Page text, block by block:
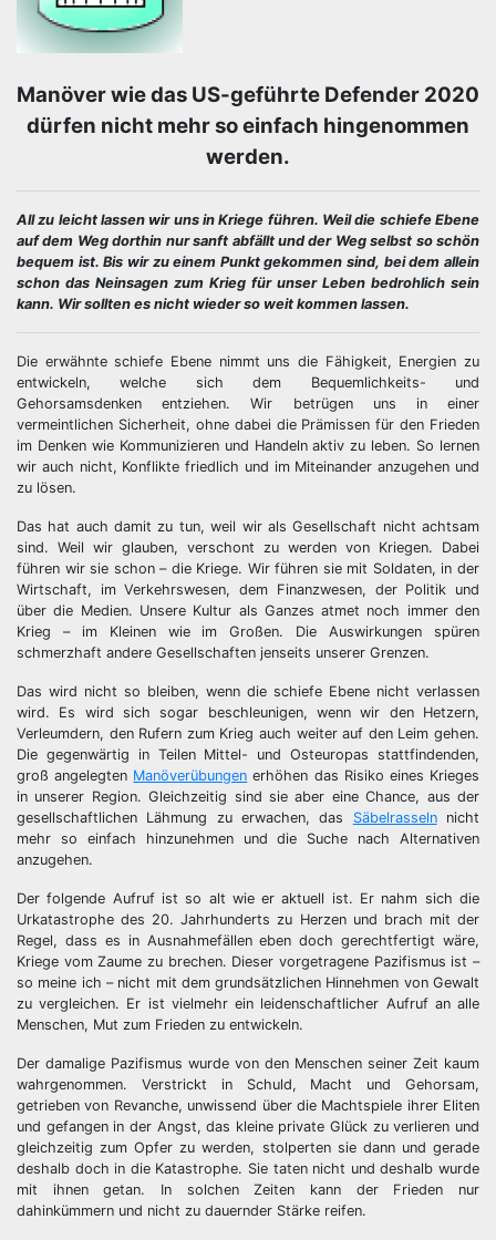
Manöver wie das US-geführte Defender 2020
dürfen nicht mehr so einfach hingenommen
werden.
All zu leicht lassen wir uns in Kriege führen. Weil die schiefe Ebene
auf dem Weg dorthin nur sanft abfällt und der Weg selbst so schön
bequem ist. Bis wir zu einem Punkt gekommen sind, bei dem allein
schon das Neinsagen zum Krieg für unser Leben bedrohlich sein
kann. Wir sollten es nicht wieder so weit kommen lassen.
Die erwähnte schiefe Ebene nimmt uns die Fähigkeit, Energien zu
entwickeln, welche sich dem Bequemlichkeits- und
Gehorsamsdenken entziehen. Wir betrügen uns in einer
vermeintlichen Sicherheit, ohne dabei die Prämissen für den Frieden
im Denken wie Kommunizieren und Handeln aktiv zu leben. So lernen
wir auch nicht, Konflikte friedlich und im Miteinander anzugehen und
zu lösen.
Das hat auch damit zu tun, weil wir als Gesellschaft nicht achtsam
sind. Weil wir glauben, verschont zu werden von Kriegen. Dabei
führen wir sie schon – die Kriege. Wir führen sie mit Soldaten, in der
Wirtschaft, im Verkehrswesen, dem Finanzwesen, der Politik und
über die Medien. Unsere Kultur als Ganzes atmet noch immer den
Krieg – im Kleinen wie im Großen. Die Auswirkungen spüren
schmerzhaft andere Gesellschaften jenseits unserer Grenzen.
Das wird nicht so bleiben, wenn die schiefe Ebene nicht verlassen
wird. Es wird sich sogar beschleunigen, wenn wir den Hetzern,
Verleumdern, den Rufern zum Krieg auch weiter auf den Leim gehen.
Die gegenwärtig in Teilen Mittel- und Osteuropas stattfindenden,
groß angelegten Manöverübungen erhöhen das Risiko eines Krieges
in unserer Region. Gleichzeitig sind sie aber eine Chance, aus der
gesellschaftlichen Lähmung zu erwachen, das Säbelrasselnnicht
mehr so einfach hinzunehmen und die Suche nach Alternativen
anzugehen.
Der folgende Aufruf ist so alt wie er aktuell ist. Er nahm sich die
Urkatastrophe des 20. Jahrhunderts zu Herzen und brach mit der
Regel, dass es in Ausnahmefällen eben doch gerechtfertigt wäre,
Kriege vom Zaume zu brechen. Dieser vorgetragene Pazifismus ist –
so meine ich – nicht mit dem grundsätzlichen Hinnehmen von Gewalt
zu vergleichen. Er ist vielmehr ein leidenschaftlicher Aufruf an alle
Menschen, Mut zum Frieden zu entwickeln.
Der damalige Pazifismus wurde von den Menschen seiner Zeit kaum
wahrgenommen. Verstrickt in Schuld, Macht und Gehorsam,
getrieben von Revanche, unwissend über die Machtspiele ihrer Eliten
und gefangen in der Angst, das kleine private Glück zu verlieren und
gleichzeitig zum Opfer zu werden, stolperten sie dann und gerade
deshalb doch in die Katastrophe. Sie taten nicht und deshalb wurde
mit ihnen getan. In solchen Zeiten kann der Frieden nur
dahinkümmern und nicht zu dauernder Stärke reifen.